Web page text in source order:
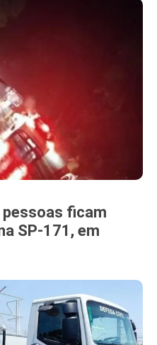
ficam
SP-171, em